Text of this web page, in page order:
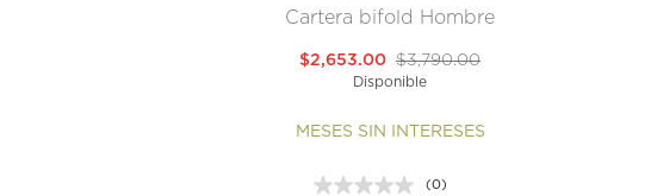
Cartera bifold Hombre
$3,790.00
$2,653.00
Disponible
MESES SIN INTERESES
(0)